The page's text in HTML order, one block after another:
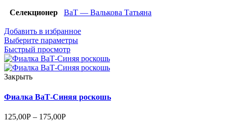
Селекционер ВаТ — Валькова Татьяна
Добавить в избранное
Выберите параметры
Быстрый просмотр
Закрыть
Фиалка ВаТ-Синяя роскошь
125,00Р – 175,00Р